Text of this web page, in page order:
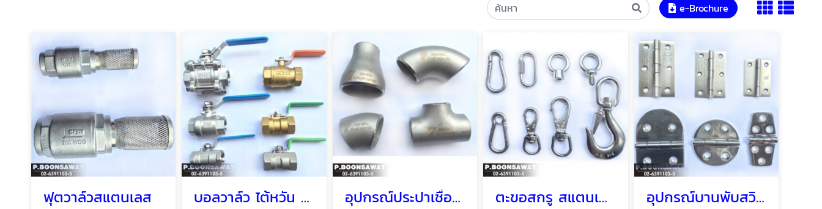
e-Brochure
ฟุตวาล์วสแตนเลส บอลวาล์ว ไต้หวัน ญี่ปุ่น อุปกรณ์ประปาเชื่อม Welding fittings,stainless steel pipe ตะขอสกรู สแตนเลส Marine hook อุปกรณ์บานพับสวิง สเตนเลส Marine hinge